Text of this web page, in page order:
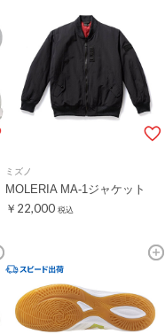
ミズノ
MOLERIA MA-1ジャケット
￥22,000 税込